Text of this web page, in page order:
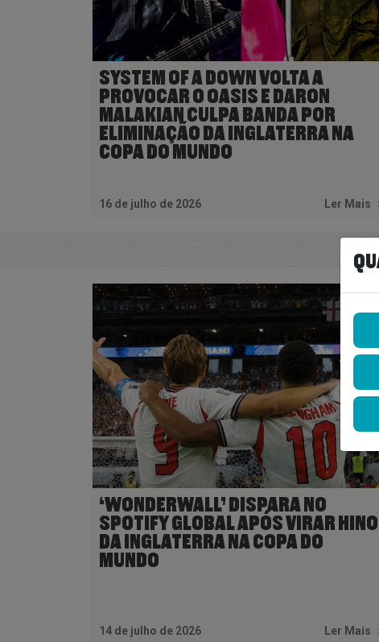
SYSTEM OF A DOWN VOLTA A
PROVOCAR O OASIS E DARON
MALAKIAN CULPA BANDA POR
ELIMINAÇÃO DA INGLATERRA NA
COPA DO MUNDO
16 de julho de 2026 Ler Mais
‘WONDERWALL’ DISPARA NO
SPOTIFY GLOBAL APÓS VIRAR HINO
DA INGLATERRA NA COPA DO
MUNDO
14 de julho de 2026 Ler Mais